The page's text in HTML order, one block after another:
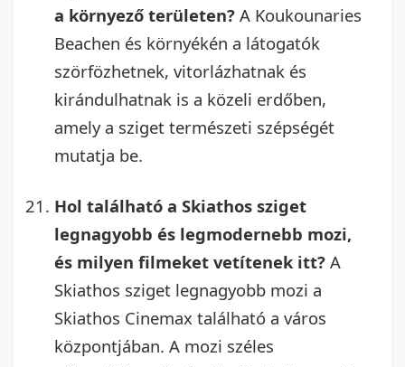
a környező területen? A Koukounaries
Beachen és környékén a látogatók
szörfözhetnek, vitorlázhatnak és
kirándulhatnak is a közeli erdőben,
amely a sziget természeti szépségét
mutatja be.
Hol található a Skiathos sziget
legnagyobb és legmodernebb mozi,
és milyen filmeket vetítenek itt? A
Skiathos sziget legnagyobb mozi a
Skiathos Cinemax található a város
központjában. A mozi széles